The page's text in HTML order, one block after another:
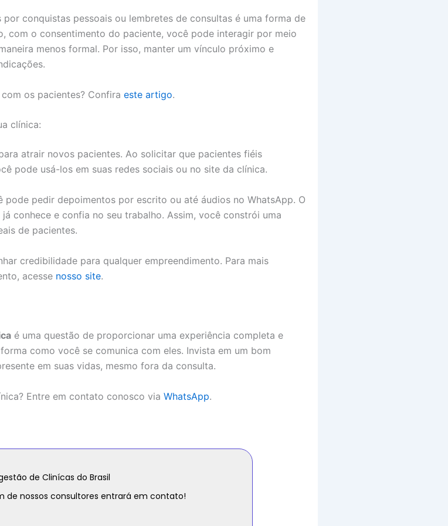
conquistas pessoais ou lembretes de consultas é uma forma de
com o consentimento do paciente, você pode interagir por meio
menos formal. Por isso, manter um vínculo próximo e
os pacientes? Confira este artigo.
clínica:
atrair novos pacientes. Ao solicitar que pacientes fiéis
pode usá-los em suas redes sociais ou no site da clínica.
pedir depoimentos por escrito ou até áudios no WhatsApp. O
conhece e confia no seu trabalho. Assim, você constrói uma
de pacientes.
credibilidade para qualquer empreendimento. Para mais
acesse nosso site.
é uma questão de proporcionar uma experiência completa e
como você se comunica com eles. Invista em um bom
em suas vidas, mesmo fora da consulta.
Entre em contato conosco via WhatsApp.
de Clinícas do Brasil
de nossos consultores entrará em contato!